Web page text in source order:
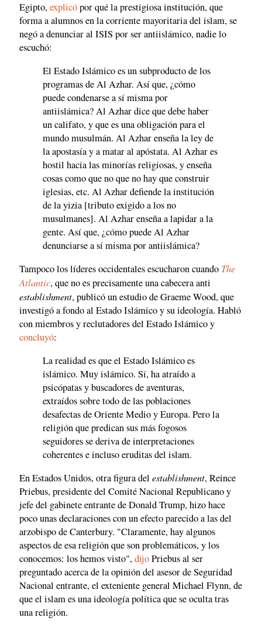
Egipto,explicópor qué la prestigiosa institución, que
forma a alumnos en la corriente mayoritaria del islam, se
negó a denunciar al ISIS por ser antiislámico, nadie lo
escuchó:
El Estado Islámico es un subproducto de los
programas de Al Azhar. Así que, ¿cómo
puede condenarse a sí misma por
antiislámica? Al Azhar dice que debe haber
un califato, y que es una obligación para el
mundo musulmán. Al Azhar enseña la ley de
la apostasía y a matar al apóstata. Al Azhar es
hostil hacia las minorías religiosas, y enseña
cosas como que no que no hay que construir
iglesias, etc. Al Azhar defiende la institución
de la yizia [tributo exigido a los no
musulmanes]. Al Azhar enseña a lapidar a la
gente. Así que, ¿cómo puede Al Azhar
denunciarse a sí misma por antiislámica?
Tampoco los líderes occidentales escucharon cuando The
Atlantic, que no es precisamente una cabecera anti
establishment, publicó un estudio de Graeme Wood, que
investigó a fondo al Estado Islámico y su ideología. Habló
con miembros y reclutadores del Estado Islámico y
concluyó:
La realidad es que el Estado Islámico es
islámico. Muy islámico. Sí, ha atraído a
psicópatas y buscadores de aventuras,
extraídos sobre todo de las poblaciones
desafectas de Oriente Medio y Europa. Pero la
religión que predican sus más fogosos
seguidores se deriva de interpretaciones
coherentes e incluso eruditas del islam.
En Estados Unidos, otra figura del establishment, Reince
Priebus, presidente del Comité Nacional Republicano y
jefe del gabinete entrante de Donald Trump, hizo hace
poco unas declaraciones con un efecto parecido a las del
arzobispo de Canterbury. "Claramente, hay algunos
aspectos de esa religión que son problemáticos, y los
conocemos: los hemos visto",dijoPriebus al ser
preguntado acerca de la opinión del asesor de Seguridad
Nacional entrante, el exteniente general Michael Flynn, de
que el islam es una ideología política que se oculta tras
una religión.